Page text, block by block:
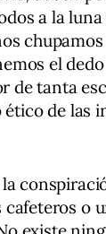
a la
el
de tanta
de las
o